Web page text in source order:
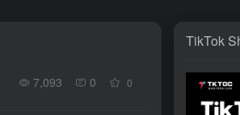
7,093 0 0
TikTok